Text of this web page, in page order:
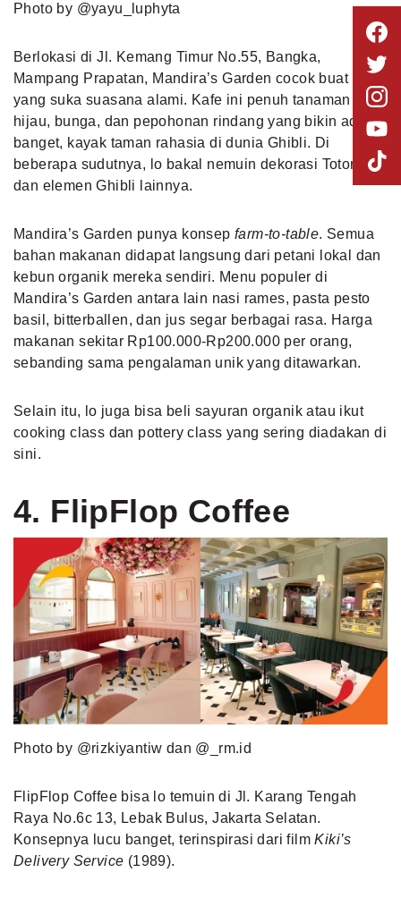
Photo by @yayu_luphyta
Berlokasi di Jl. Kemang Timur No.55, Bangka,
Mampang Prapatan, Mandira’s Garden cocok buat lo
yang suka suasana alami. Kafe ini penuh tanaman
hijau, bunga, dan pepohonan rindang yang bikin adem
banget, kayak taman rahasia di dunia Ghibli. Di
beberapa sudutnya, lo bakal nemuin dekorasi Totoro
dan elemen Ghibli lainnya.
Mandira’s Garden punya konsep farm-to-table. Semua
bahan makanan didapat langsung dari petani lokal dan
kebun organik mereka sendiri. Menu populer di
Mandira’s Garden antara lain nasi rames, pasta pesto
basil, bitterballen, dan jus segar berbagai rasa. Harga
makanan sekitar Rp100.000-Rp200.000 per orang,
sebanding sama pengalaman unik yang ditawarkan.
Selain itu, lo juga bisa beli sayuran organik atau ikut
cooking class dan pottery class yang sering diadakan di
sini.
4. FlipFlop Coffee
Photo by @rizkiyantiw dan @_rm.id
FlipFlop Coffee bisa lo temuin di Jl. Karang Tengah
Raya No.6c 13, Lebak Bulus, Jakarta Selatan.
Konsepnya lucu banget, terinspirasi dari filmKiki’s
Delivery Service (1989).